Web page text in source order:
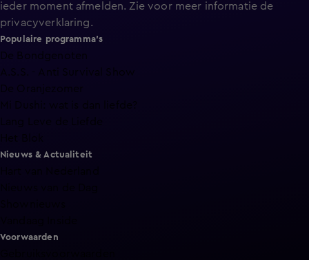
ieder moment afmelden. Zie voor meer informatie de
privacyverklaring.
Populaire programma's
De Bondgenoten
A.S.S. - Anti Survival Show
De Oranjezomer
Mi Dushi: wat is dan liefde?
Nieuws & Actualiteit
Voorwaarden